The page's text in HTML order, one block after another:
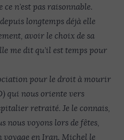
n’est pas raisonnable.
longtemps déjà elle
avoir le choix de sa
me dit qu’il est temps pour
pour le droit à mourir
qui nous oriente vers
retraité. Je le connais,
nous voyons lors de fêtes,
voyage en Iran. Michel le